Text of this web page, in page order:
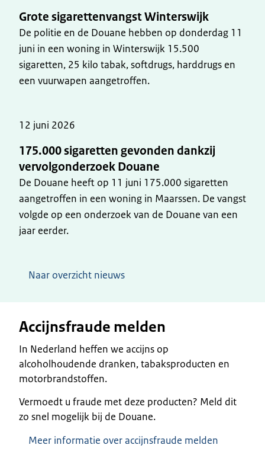
Grote sigarettenvangst Winterswijk
De politie en de Douane hebben op donderdag 11
juni in een woning in Winterswijk 15.500
sigaretten, 25 kilo tabak, softdrugs, harddrugs en
een vuurwapen aangetroffen.
175.000 sigaretten gevonden dankzij
vervolgonderzoek Douane
12 juni 2026
De Douane heeft op 11 juni 175.000 sigaretten
aangetroffen in een woning in Maarssen. De vangst
volgde op een onderzoek van de Douane van een
jaar eerder.
Naar overzicht nieuws
Accijnsfraude melden
In Nederland heffen we accijns op
alcoholhoudende dranken, tabaksproducten en
motorbrandstoffen.
Vermoedt u fraude met deze producten? Meld dit
zo snel mogelijk bij de Douane.
Meer informatie over accijnsfraude melden